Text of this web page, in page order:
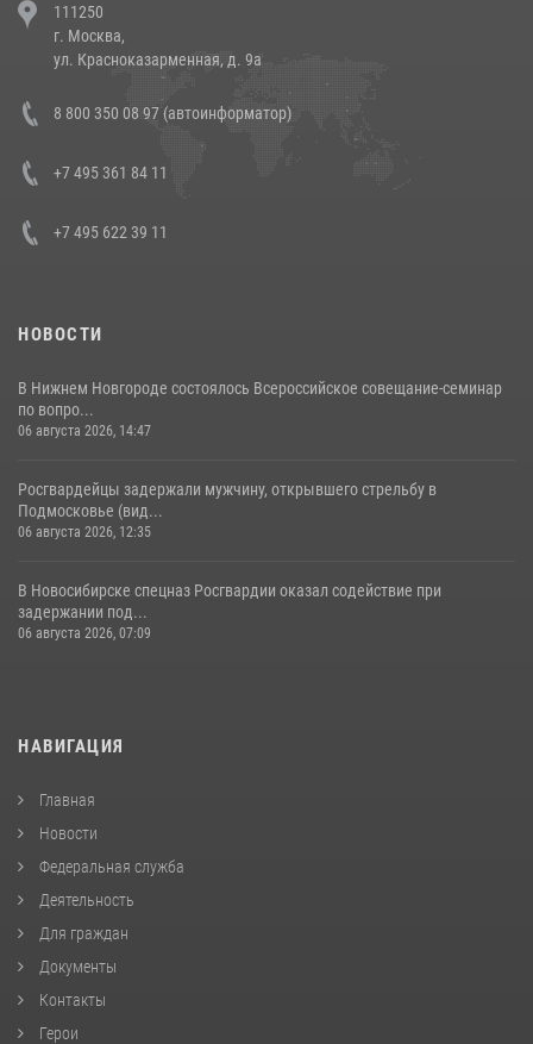
напавших на бригаду скорой помощи (видео)
14 июля 2026, 12:20
В Росгвардии прошла военно-научная конференция по обобщению
боевого опыта
111250
г. Москва,
ул. Красноказарменная, д. 9а
8 800 350 08 97 (автоинформатор)
+7 495 361 84 11
+7 495 622 39 11
НОВОСТИ
В Нижнем Новгороде состоялось Всероссийское совещание-семинар
по вопро...
06 августа 2026, 14:47
Росгвардейцы задержали мужчину, открывшего стрельбу в
Подмосковье (вид...
06 августа 2026, 12:35
В Новосибирске спецназ Росгвардии оказал содействие при
задержании под...
06 августа 2026, 07:09
НАВИГАЦИЯ
Главная
Новости
Федеральная служба
Деятельность
Для граждан
Документы
Контакты
Герои